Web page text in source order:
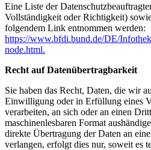
Eine Liste der
Vollständigkeit oder Richtigkeit)
folgendem Link entnommen werden:
https://www.bfdi.bund.de/DE/
node.html.
Recht auf Datenübertragbarkeit
Sie haben das Recht, Daten, die wir
Einwilligung oder in Erfüllung eines
verarbeiten, an sich oder an einen
maschinenlesbaren Format
direkte Übertragung der Daten an
verlangen, erfolgt dies nur, soweit es